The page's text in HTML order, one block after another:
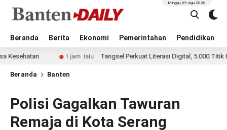
Beranda Berita Ekonomi Pemerintahan Pendidikan
Minggu, 09 Agu 2026
1 jam lalu Tangsel Perkuat Literasi Digital, 5.000 Titik Internet
Beranda Banten
Polisi Gagalkan Tawuran
Remaja di Kota Serang